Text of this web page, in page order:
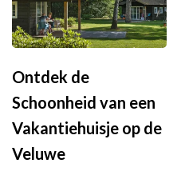
Ontdek de
Schoonheid van een
Vakantiehuisje op de
Veluwe